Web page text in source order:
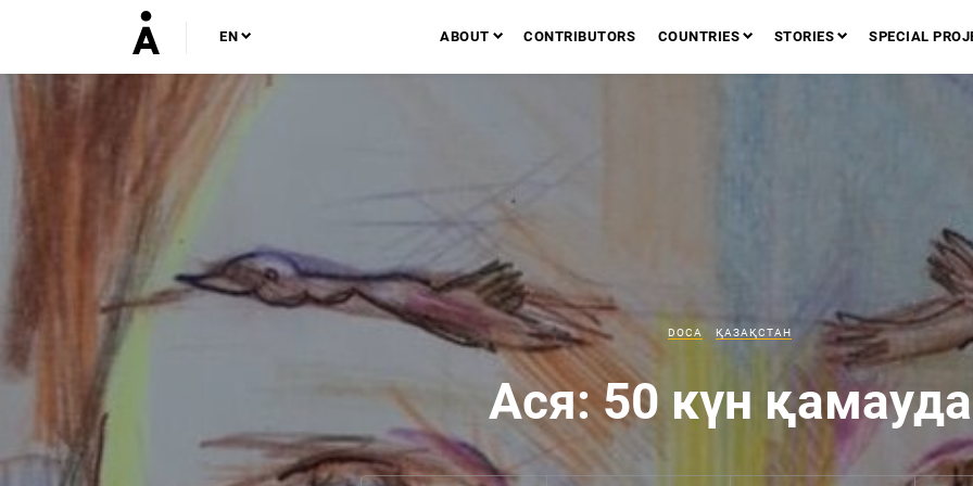
EN ABOUT CONTRIBUTORS COUNTRIES STORIES SPECIAL
DOCA ҚАЗАҚСТАН
Ася: 50 күн қамауда